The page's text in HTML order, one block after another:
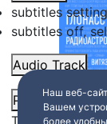
subtitles
subtitles off,
Audio Track
Picture-in-
This is a modal
Наш веб-
Вашем
более